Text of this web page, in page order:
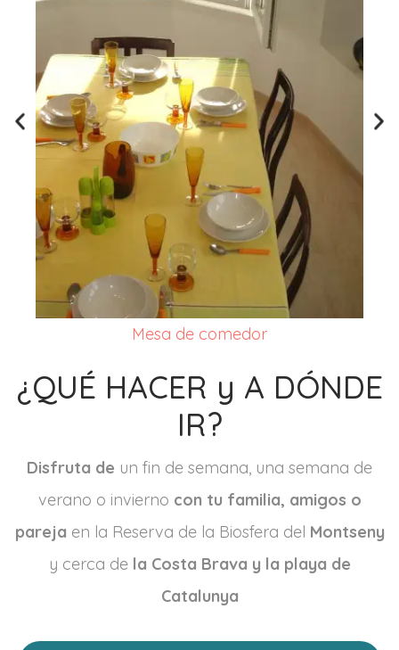
Mesa de comedor
¿QUÉ HACER y A DÓNDE
IR?
Disfruta de un fin de semana, una semana de
verano o invierno con tu familia, amigos o
pareja en la Reserva de la Biosfera del Montseny
y cerca de la Costa Brava y la playa de
Catalunya